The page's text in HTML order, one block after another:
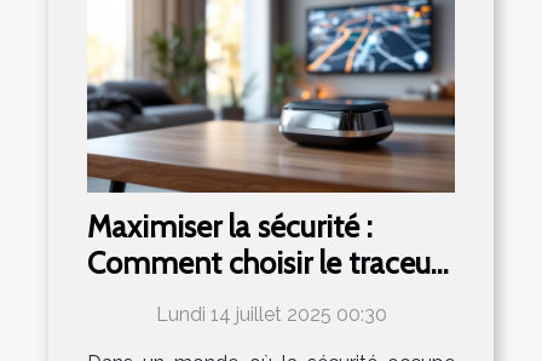
Maximiser la sécurité :
Comment choisir le traceur
GPS idéal ?Lundi 14 juillet 2025 00:30